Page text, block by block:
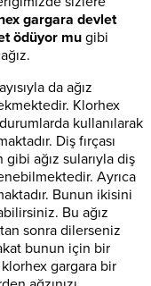
gargara devlet
ödüyor mugibi
da ağız
Klorhex
kullanılarak
Diş fırçası
ağız sularıyla diş
Ayrıca
Bunun ikisini
Bu ağız
sonra dilerseniz
bunun için bir
gargara bir